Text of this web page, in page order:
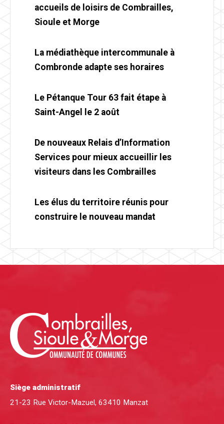
accueils de loisirs de Combrailles,
Sioule et Morge
La médiathèque intercommunale à
Combronde adapte ses horaires
Le Pétanque Tour 63 fait étape à
Saint-Angel le 2 août
De nouveaux Relais d’Information
Services pour mieux accueillir les
visiteurs dans les Combrailles
Les élus du territoire réunis pour
construire le nouveau mandat
Siège administratif
21-23 Rue Victor-Mazuel, 63410 Manzat